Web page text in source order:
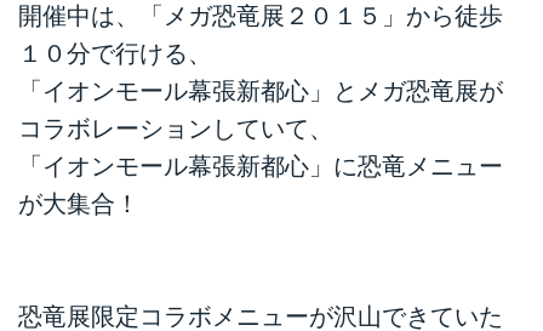
開催中は、「メガ恐竜展２０１５」から徒歩
１０分で行ける、
「イオンモール幕張新都心」とメガ恐竜展が
コラボレーションしていて、
「イオンモール幕張新都心」に恐竜メニュー
が大集合！
恐竜展限定コラボメニューが沢山できていた